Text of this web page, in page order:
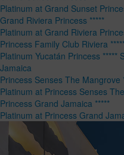
Platinum at Grand Sunset
Grand Riviera Princess *****
Platinum at Grand Riviera
Princess Family Club Riviera
Platinum Yucatán Princess *****
Jamaica
Princess Senses The Mangrove
Platinum at Princess Senses
Princess Grand Jamaica *****
Platinum at Princess Grand